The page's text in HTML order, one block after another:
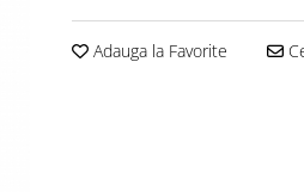
Adauga la Favorite